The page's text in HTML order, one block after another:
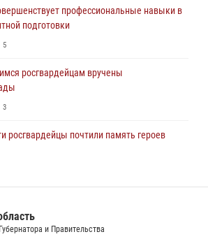
3
войск правопорядка почтили
2
профессиональные навыки в
подготовки
5
росгвардейцам вручены
3
росгвардейцы почтили память героев
аварийности
и Правительства